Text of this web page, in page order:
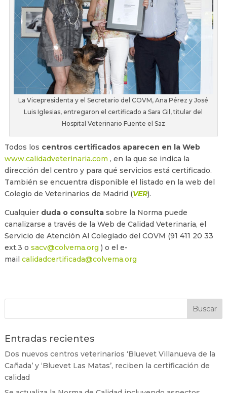
La Vicepresidenta y el Secretario del COVM, Ana Pérez y José
Luis Iglesias, entregaron el certificado a Sara Gil, titular del
Hospital Veterinario Fuente el Saz
Todos los centros certificados aparecen en la Web
www.calidadveterinaria.com , en la que se indica la
dirección del centro y para qué servicios está certificado.
También se encuentra disponible el listado en la web del
Colegio de Veterinarios de Madrid (VER).
Cualquierduda o consultasobre la Norma puede
canalizarse a través de la Web de Calidad Veterinaria, el
Servicio de Atención Al Colegiado del COVM (91 411 20 33
ext.3 o sacv@colvema.org ) o el e-
mail calidadcertificada@colvema.org
Entradas recientes
Dos nuevos centros veterinarios ‘Bluevet Villanueva de la
Cañada’ y ‘Bluevet Las Matas’, reciben la certificación de
calidad